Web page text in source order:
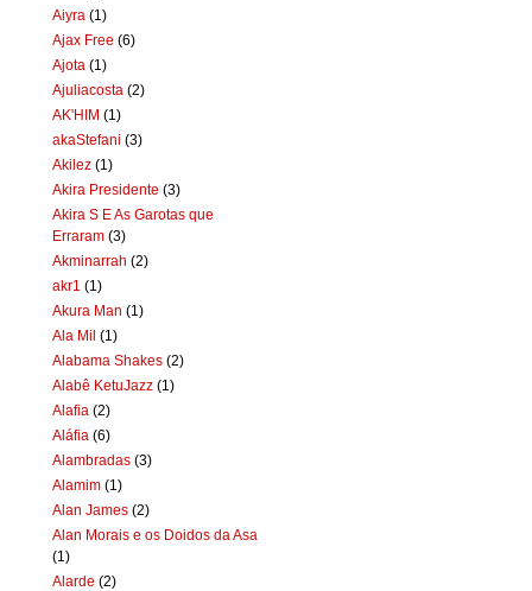
Aiyra (1)
Ajax Free (6)
Ajota (1)
Ajuliacosta (2)
AK'HIM (1)
akaStefani (3)
Akilez (1)
Akira Presidente (3)
Akira S E As Garotas que
Erraram (3)
Akminarrah (2)
akr1 (1)
Akura Man (1)
Ala Mil (1)
Alabama Shakes (2)
Alabê KetuJazz (1)
Alafia (2)
Aláfia (6)
Alambradas (3)
Alamim (1)
Alan James (2)
Alan Morais e os Doidos da Asa
(1)
Alarde (2)